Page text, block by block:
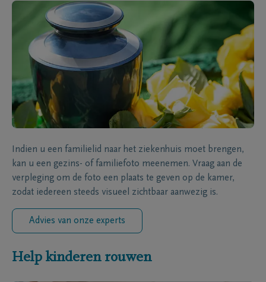
Indien u een familielid naar het ziekenhuis moet brengen,
kan u een gezins- of familiefoto meenemen. Vraag aan de
verpleging om de foto een plaats te geven op de kamer,
zodat iedereen steeds visueel zichtbaar aanwezig is.
Advies van onze experts
Help kinderen rouwen